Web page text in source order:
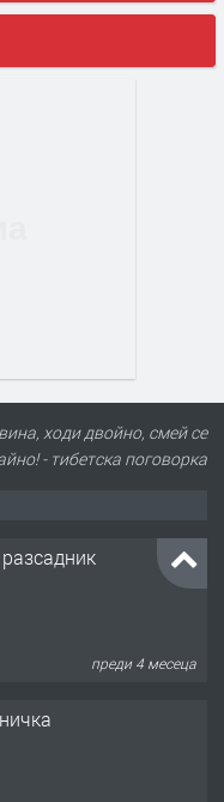
ходи двойно, смей се
- тибетска поговорка
преди 4 месеца